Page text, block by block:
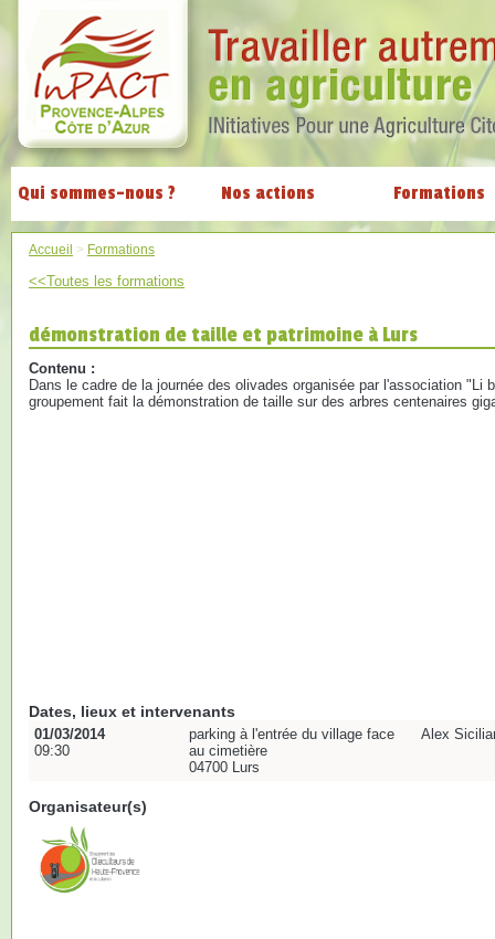
Qui sommes-nous ? Nos actions Formations
Accueil > Formations
<<Toutes les formations
démonstration de taille et patrimoine à Lurs
Contenu :
Dans le cadre de la journée des olivades organisée par l'association "Li
groupement fait la démonstration de taille sur des arbres centenaires
Dates, lieux et intervenants
01/03/2014
09:30
parking à l'entrée du village face
au cimetière
04700 Lurs
Alex
Organisateur(s)